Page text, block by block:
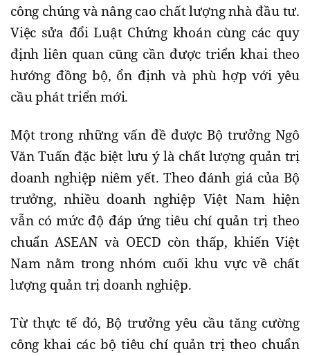
công chúng và nâng cao chất lượng nhà đầu tư.
Việc sửa đổi Luật Chứng khoán cùng các quy
định liên quan cũng cần được triển khai theo
hướng đồng bộ, ổn định và phù hợp với yêu
cầu phát triển mới.
Một trong những vấn đề được Bộ trưởng Ngô
Văn Tuấn đặc biệt lưu ý là chất lượng quản trị
doanh nghiệp niêm yết. Theo đánh giá của Bộ
trưởng, nhiều doanh nghiệp Việt Nam hiện
vẫn có mức độ đáp ứng tiêu chí quản trị theo
chuẩn ASEAN và OECD còn thấp, khiến Việt
Nam nằm trong nhóm cuối khu vực về chất
lượng quản trị doanh nghiệp.
Từ thực tế đó, Bộ trưởng yêu cầu tăng cường
công khai các bộ tiêu chí quản trị theo chuẩn